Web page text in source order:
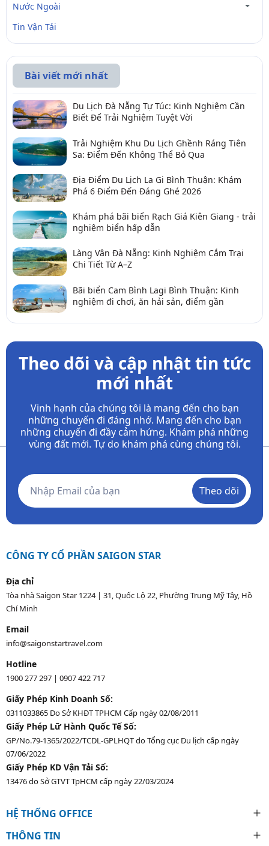
Nước Ngoài
Tin Vận Tải
Bài viết mới nhất
Du Lịch Đà Nẵng Tự Túc: Kinh Nghiệm Cần
Biết Để Trải Nghiệm Tuyệt Vời
Trải Nghiệm Khu Du Lịch Ghềnh Ráng Tiên
Sa: Điểm Đến Không Thể Bỏ Qua
Địa Điểm Du Lịch La Gi Bình Thuận: Khám
Phá 6 Điểm Đến Đáng Ghé 2026
Khám phá bãi biển Rạch Giá Kiên Giang - trải
nghiệm biển hấp dẫn
Làng Vân Đà Nẵng: Kinh Nghiệm Cắm Trại
Chi Tiết Từ A–Z
Bãi biển Cam Bình Lagi Bình Thuận: Kinh
nghiệm đi chơi, ăn hải sản, điểm gần
Theo dõi và cập nhật tin tức
mới nhất
Vinh hạnh của chúng tôi là mang đến cho bạn
những chuyến đi đáng nhớ. Mang đến cho bạn
những chuyến đi đầy cảm hứng. Khám phá những
vùng đất mới. Tự do khám phá cùng chúng tôi.
Theo dõi
CÔNG TY CỔ PHẦN SAIGON STAR
Địa chỉ
Tòa nhà Saigon Star 1224 | 31, Quốc Lộ 22, Phường Trung Mỹ Tây, Hồ
Chí Minh
Email
info@saigonstartravel.com
Hotline
1900 277 297 | 0907 422 717
Giấy Phép Kinh Doanh Số:
0311033865 Do Sở KHĐT TPHCM Cấp ngày 02/08/2011
Giấy Phép Lữ Hành Quốc Tế Số:
GP/No.79-1365/2022/TCDL-GPLHQT do Tổng cục Du lịch cấp ngày
07/06/2022
Giấy Phép KD Vận Tải Số:
13476 do Sở GTVT TpHCM cấp ngày 22/03/2024
HỆ THỐNG OFFICE
THÔNG TIN